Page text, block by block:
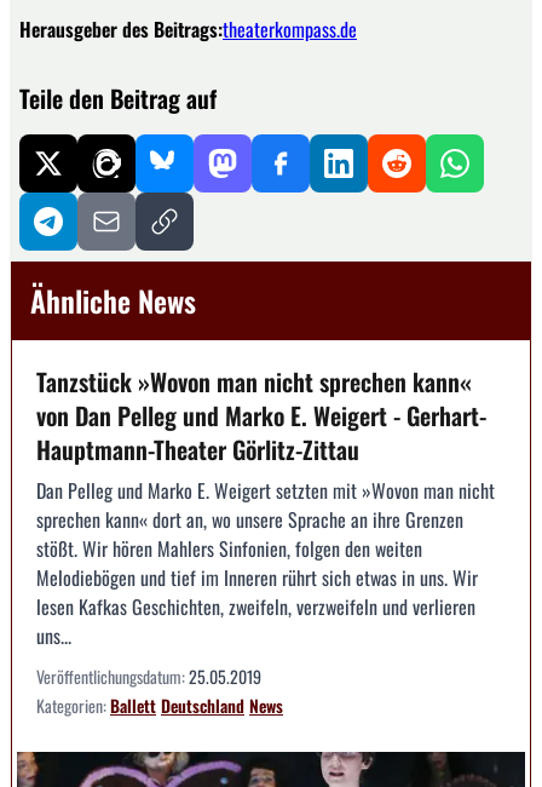
Herausgeber des Beitrags:theaterkompass.de
Teile den Beitrag auf
Ähnliche News
Tanzstück »Wovon man nicht sprechen kann«
von Dan Pelleg und Marko E. Weigert - Gerhart-
Hauptmann-Theater Görlitz-Zittau
Dan Pelleg und Marko E. Weigert setzten mit »Wovon man nicht
sprechen kann« dort an, wo unsere Sprache an ihre Grenzen
stößt. Wir hören Mahlers Sinfonien, folgen den weiten
Melodiebögen und tief im Inneren rührt sich etwas in uns. Wir
lesen Kafkas Geschichten, zweifeln, verzweifeln und verlieren
uns...
Veröffentlichungsdatum:25.05.2019
Kategorien:BallettDeutschlandNews